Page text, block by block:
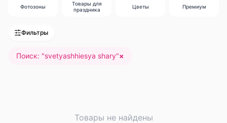
Фотозоны
Товары для
праздника
Цветы Премиум
Фильтры
Поиск: "svetyashhiesya shary"×
Товары не найдены